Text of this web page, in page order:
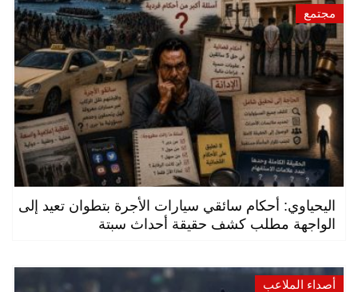
مجتمع
اليحياوي: أحكام سائقي سيارات الأجرة بتطوان تعيد إلى
الواجهة مطلب كشف حقيقة أحداث سبتة
أصداء الملاعب